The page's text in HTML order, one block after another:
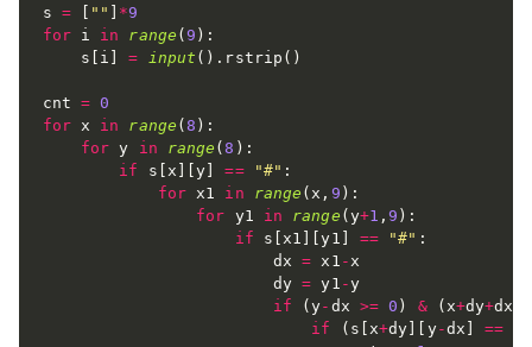
s = "" *9
for i in range (9 ) :
    s
i = input ( ) . rstrip ( )
cnt = 0
for x in range (8 ) :
for y in range (8 ) :
if
s x [y == "#" :
for x1 in range ( x , 9 ) :
for y1 in range ( y+1 ,9 ) :
if s x1 [y1 == "#" :
                        dx
= x1 - x
                        dy
= y1 -y
if
(y- dx >= 0 ) & ( x+dy+dx
if
( s x+dy y-dx ==